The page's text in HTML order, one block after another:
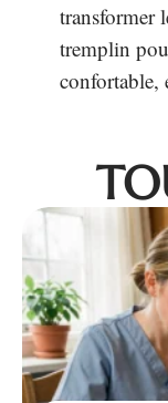
transformer
tremplin
confortable,